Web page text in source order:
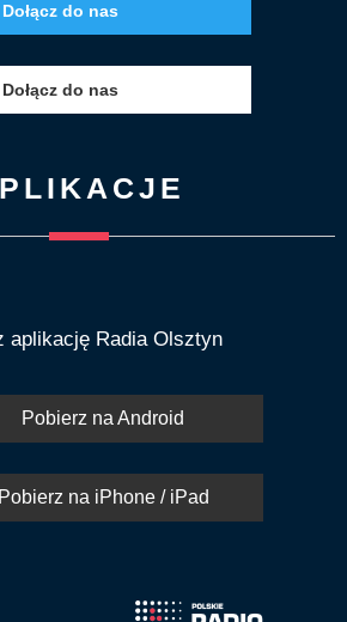
Dołącz do nas
Dołącz do nas
aplikację Radia Olsztyn
Pobierz na Android
Pobierz na iPhone / iPad